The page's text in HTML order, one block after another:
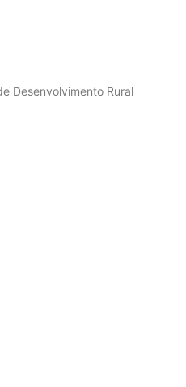
Desenvolvimento Rural